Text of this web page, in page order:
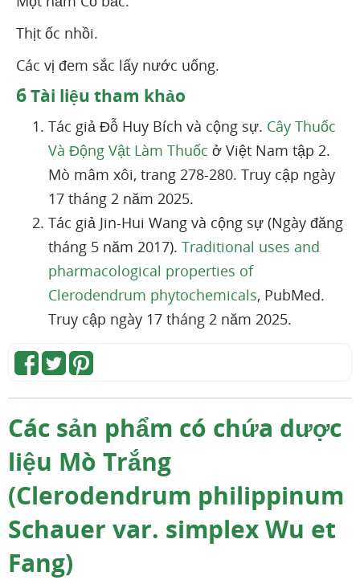
Thịt ốc nhồi.
Các vị đem sắc lấy nước uống.
6Tài liệu tham khảo
Tác giả Đỗ Huy Bích và cộng sự. Cây Thuốc
Và Động Vật Làm Thuốc ở Việt Nam tập 2.
Mò mâm xôi, trang 278-280. Truy cập ngày
17 tháng 2 năm 2025.
Tác giả Jin-Hui Wang và cộng sự (Ngày đăng
tháng 5 năm 2017). Traditional uses and
pharmacological properties of
Clerodendrum phytochemicals, PubMed.
Truy cập ngày 17 tháng 2 năm 2025.
Các sản phẩm có chứa dược
liệu Mò Trắng
(Clerodendrum philippinum
Schauer var. simplex Wu et
Fang)